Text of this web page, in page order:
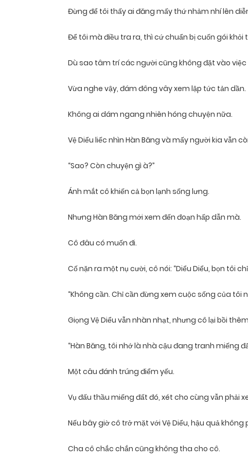
Đừng để tôi thấy ai đăng mấy thứ nhảm nhí lên
Để tôi mà điều tra ra, thì cứ chuẩn bị cuốn gói khỏi
Dù sao tâm trí các người cũng không đặt vào
Vừa nghe vậy, đám đông vây xem lập tức tản dần.
Không ai dám ngang nhiên hóng chuyện nữa.
Vệ Diểu liếc nhìn Hàn Băng và mấy người kia vẫn
“Sao? Còn chuyện gì à?”
Ánh mắt cô khiến cả bọn lạnh sống lưng.
Nhưng Hàn Băng mới xem đến đoạn hấp dẫn mà.
Cô đâu có muốn đi.
Cố nặn ra một nụ cười, cô nói: “Diểu Diểu, bọn tôi
“Không cần. Chỉ cần đừng xem cuộc sống của tôi
Giọng Vệ Diểu vẫn nhàn nhạt, nhưng cô lại bồi
“Hàn Băng, tôi nhớ là nhà cậu đang tranh miếng
Một câu đánh trúng điểm yếu.
Vụ đấu thầu miếng đất đó, xét cho cùng vẫn phải
Nếu bây giờ cô trở mặt với Vệ Diểu, hậu quả
Cha cô chắc chắn cũng không tha cho cô.